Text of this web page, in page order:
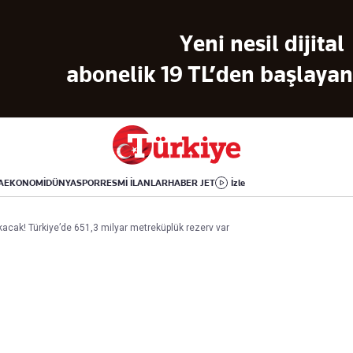
Yeni nesil dijital
abonelik 19 TL’den
EKONOMİDÜNYASPORRESMİ İLANLARHABER JET İzle
Amerika
İsrail-Gazze
Yemek
Aktüel
Sinema
Kitap
Türkiye’de 651,3 milyar metreküplük rezerv var